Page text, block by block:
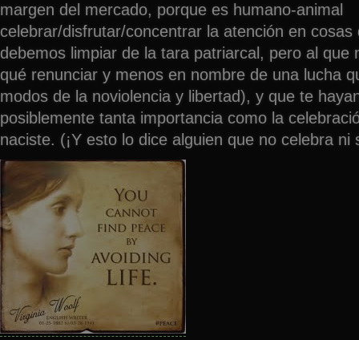
margen del mercado, porque es humano-animal
celebrar/disfrutar/concentrar la atención en cosas
debemos limpiar de la tara patriarcal, pero al que
qué renunciar y menos en nombre de una lucha
modos de la noviolencia y libertad), y que te
posiblemente tanta importancia como la
naciste. (¡Y esto lo dice alguien que no celebra